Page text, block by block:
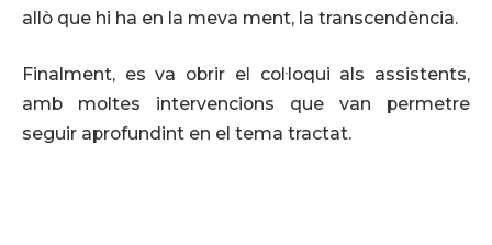
allò que hi ha en la meva ment, la transcendència.
Finalment, es va obrir el col·loqui als assistents,
amb moltes intervencions que van permetre
seguir aprofundint en el tema tractat.